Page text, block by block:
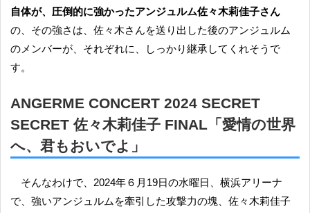
自体が、圧倒的に強かったアンジュルム佐々木莉佳子さん
の、その強さは、佐々木さんを送り出した後のアンジュルム
のメンバーが、それぞれに、しっかり継承してくれそうで
す。
ANGERME CONCERT 2024 SECRET
SECRET 佐々木莉佳子 FINAL「愛情の世界
へ、君もおいでよ」
そんなわけで、2024年６月19日の水曜日、横浜アリーナ
で、強いアンジュルムを牽引した攻撃力の塊、佐々木莉佳子